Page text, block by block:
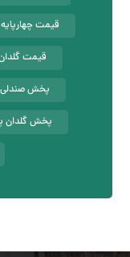
قیمت
قیمت
پخش صندلی
پخش گلدان